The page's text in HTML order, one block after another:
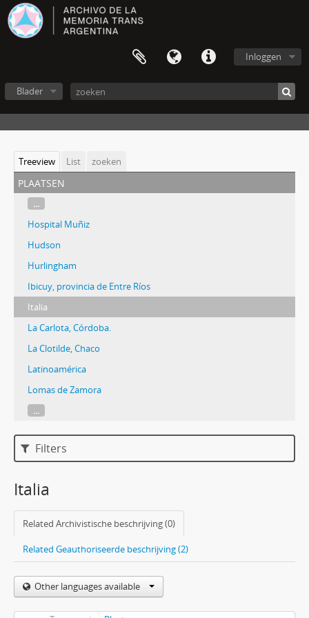
Inloggen
Blader
Treeview List zoeken
plaatsen
...
Hospital Muñiz
Hudson
Hurlingham
Ibicuy, provincia de Entre Ríos
Italia
La Carlota, Córdoba.
La Clotilde, Chaco
Latinoamérica
Lomas de Zamora
...
Filters
Italia
Related Archivistische beschrijving (0)
Related Geauthoriseerde beschrijving (2)
Other languages available